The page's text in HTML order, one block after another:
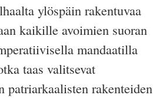
ylöspäin rakentuvaa
kaikille avoimien suoran
mandaatilla
taas valitsevat
patriarkaalisten rakenteiden